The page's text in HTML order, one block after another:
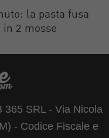
la pasta fusa
in 2 mosse
365 SRL - Via Nicola
- Codice Fiscale e